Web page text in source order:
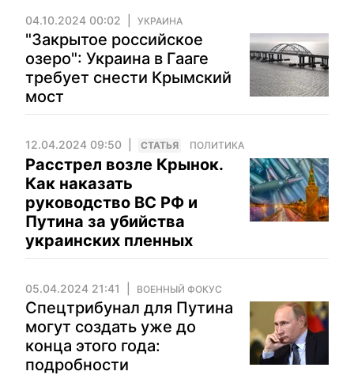
04.10.2024 00:02 УКРАИНА
"Закрытое российское
озеро": Украина в Гааге
требует снести Крымский
мост
12.04.2024 09:50 CТАТЬЯ ПОЛИТИКА
Расстрел возле Крынок.
Как наказать
руководство ВС РФ и
Путина за убийства
украинских пленных
05.04.2024 21:41 ВОЕННЫЙ ФОКУС
Спецтрибунал для Путина
могут создать уже до
конца этого года:
подробности